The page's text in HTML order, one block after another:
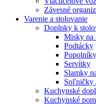
Závesné
Varenie a stolovanie
Doplnky k
Misky na
Podtácky
Popolníky
Servítky
Slamky
Soľničky
Kuchynské
Kuchynské